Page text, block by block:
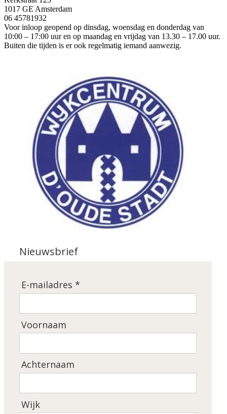
1017 GE Amsterdam
06 45781932
Voor inloop geopend op dinsdag, woensdag en donderdag van
10:00 – 17:00 uur en op maandag en vrijdag van 13.30 – 17.00 uur.
Buiten die tijden is er ook regelmatig iemand aanwezig.
Nieuwsbrief
E-mailadres *
Voornaam
Achternaam
Wijk